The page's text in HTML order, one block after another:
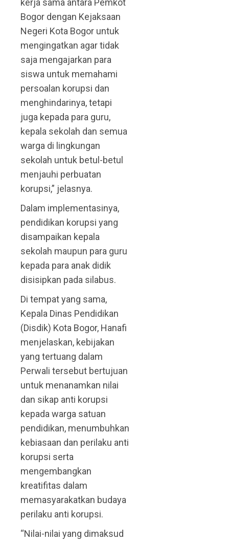
kerja sama antara Pemkot
Bogor dengan Kejaksaan
Negeri Kota Bogor untuk
mengingatkan agar tidak
saja mengajarkan para
siswa untuk memahami
persoalan korupsi dan
menghindarinya, tetapi
juga kepada para guru,
kepala sekolah dan semua
warga di lingkungan
sekolah untuk betul-betul
menjauhi perbuatan
korupsi,” jelasnya.
Dalam implementasinya,
pendidikan korupsi yang
disampaikan kepala
sekolah maupun para guru
kepada para anak didik
disisipkan pada silabus.
Di tempat yang sama,
Kepala Dinas Pendidikan
(Disdik) Kota Bogor, Hanafi
menjelaskan, kebijakan
yang tertuang dalam
Perwali tersebut bertujuan
untuk menanamkan nilai
dan sikap anti korupsi
kepada warga satuan
pendidikan, menumbuhkan
kebiasaan dan perilaku anti
korupsi serta
mengembangkan
kreatifitas dalam
memasyarakatkan budaya
perilaku anti korupsi.
“Nilai-nilai yang dimaksud